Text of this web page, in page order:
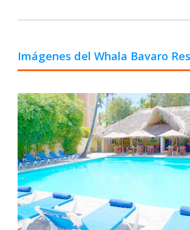
Imágenes del Whala Bavaro